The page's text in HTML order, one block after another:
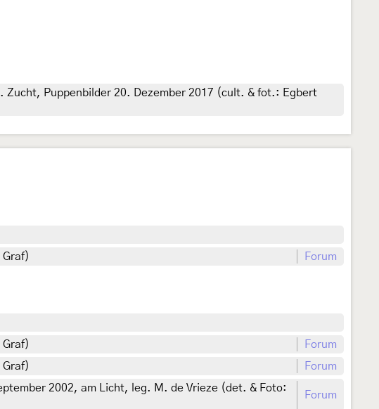
Puppenbilder 20. Dezember 2017 (cult. & fot.: Egbert
Forum
Forum
Forum
2002, am Licht, leg. M. de Vrieze (det. & Foto:
Forum